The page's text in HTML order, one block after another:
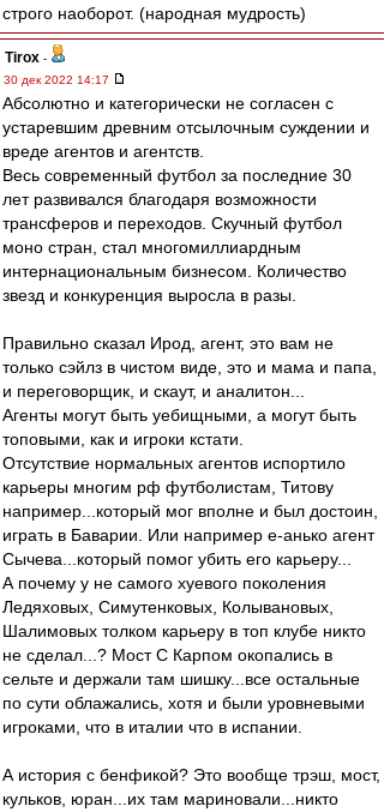
строго наоборот. (народная мудрость)
Tirox -
30 дек 2022 14:17
Абсолютно и категорически не согласен с
устаревшим древним отсылочным суждении и
вреде агентов и агентств.
Весь современный футбол за последние 30
лет развивался благодаря возможности
трансферов и переходов. Скучный футбол
моно стран, стал многомиллиардным
интернациональным бизнесом. Количество
звезд и конкуренция выросла в разы.
Правильно сказал Ирод, агент, это вам не
только сэйлз в чистом виде, это и мама и папа,
и переговорщик, и скаут, и аналитон...
Агенты могут быть уебищными, а могут быть
топовыми, как и игроки кстати.
Отсутствие нормальных агентов испортило
карьеры многим рф футболистам, Титову
например...который мог вполне и был достоин,
играть в Баварии. Или например е-анько агент
Сычева...который помог убить его карьеру...
А почему у не самого хуевого поколения
Ледяховых, Симутенковых, Колывановых,
Шалимовых толком карьеру в топ клубе никто
не сделал...? Мост С Карпом окопались в
сельте и держали там шишку...все остальные
по сути облажались, хотя и были уровневыми
игроками, что в италии что в испании.
А история с бенфикой? Это вообще трэш, мост,
кульков, юран...их там мариновали...никто